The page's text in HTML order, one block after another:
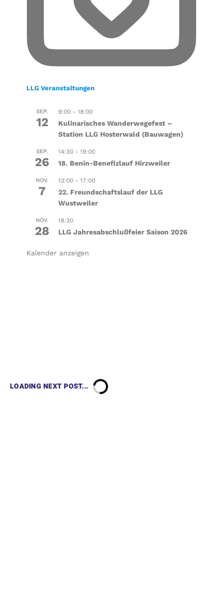
LLG Veranstaltungen
SEP.
12
9:00- 18:00
Kulinarisches Wanderwegefest –
Station LLG Hosterwald (Bauwagen)
SEP.
26
14:30- 19:00
18. Benin-Benefizlauf Hirzweiler
NOV.
7
13:00- 17:00
22. Freundschaftslauf der LLG
Wustweiler
NOV.
28
18:30
LLG Jahresabschlußfeier Saison 2026
Kalender anzeigen
LOADING NEXT POST...